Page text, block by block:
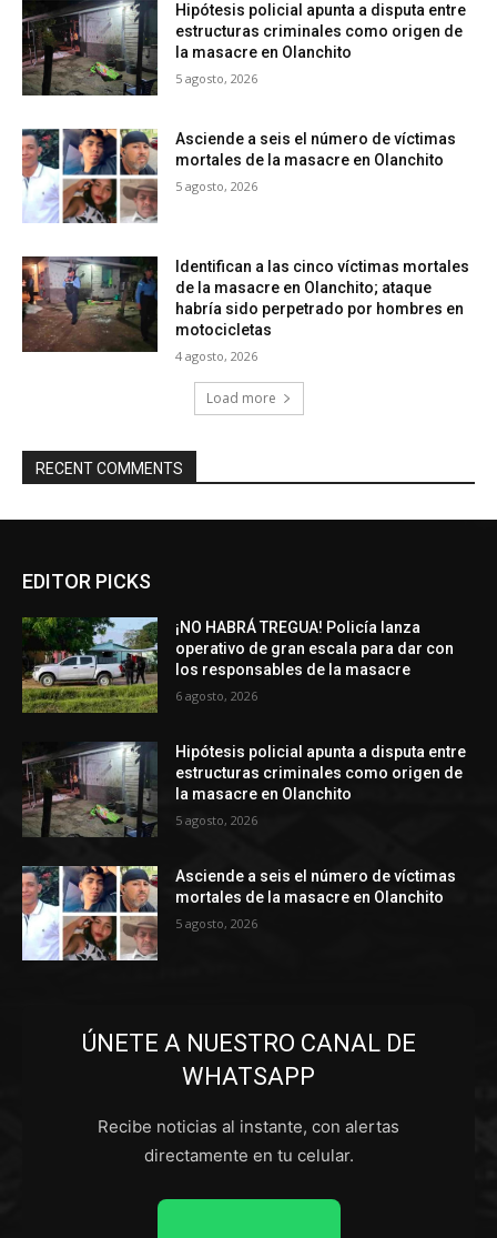
Hipótesis policial apunta a disputa entre
estructuras criminales como origen de
la masacre en Olanchito
5 agosto, 2026
Asciende a seis el número de víctimas
mortales de la masacre en Olanchito
5 agosto, 2026
Identifican a las cinco víctimas mortales
de la masacre en Olanchito; ataque
habría sido perpetrado por hombres en
motocicletas
4 agosto, 2026
Load more
RECENT COMMENTS
EDITOR PICKS
¡NO HABRÁ TREGUA! Policía lanza
operativo de gran escala para dar con
los responsables de la masacre
6 agosto, 2026
Hipótesis policial apunta a disputa entre
estructuras criminales como origen de
la masacre en Olanchito
5 agosto, 2026
Asciende a seis el número de víctimas
mortales de la masacre en Olanchito
5 agosto, 2026
ÚNETE A NUESTRO CANAL DE
WHATSAPP
Recibe noticias al instante, con alertas
directamente en tu celular.